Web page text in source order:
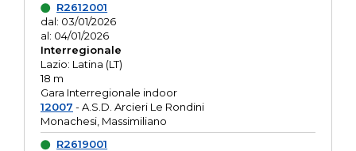
R2612001
dal: 03/01/2026
al: 04/01/2026
Interregionale
Lazio: Latina (LT)
18 m
Gara Interregionale indoor
12007 - A.S.D. Arcieri Le Rondini
Monachesi, Massimiliano
R2619001